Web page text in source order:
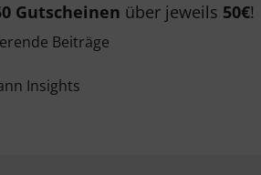
Gutscheinen über jeweils 50€!
Beiträge
Insights